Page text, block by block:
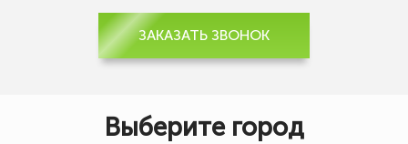
ЗАКАЗАТЬ ЗВОНОК
Выберите город